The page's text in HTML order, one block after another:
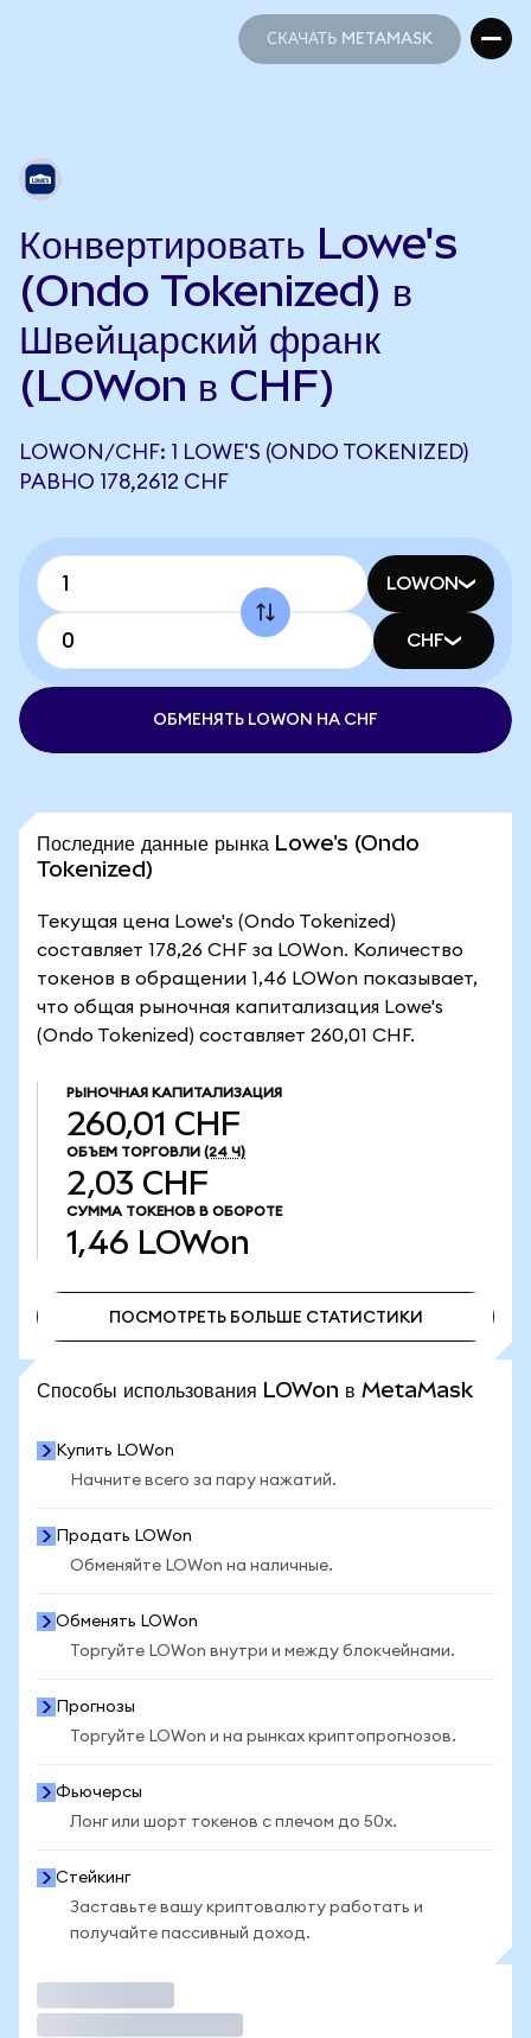
СКАЧАТЬ METAMASK
Конвертировать Lowe's
(Ondo Tokenized) в
Швейцарский франк
(LOWon в CHF)
LOWON/CHF: 1 LOWE'S (ONDO TOKENIZED)
РАВНО 178,2612 CHF
LOWON
CHF
ОБМЕНЯТЬ LOWON НА CHF
Последние данные рынка Lowe's (Ondo
Tokenized)
Текущая цена Lowe's (Ondo Tokenized)
составляет 178,26 CHF за LOWon. Количество
токенов в обращении 1,46 LOWon показывает,
что общая рыночная капитализация Lowe's
(Ondo Tokenized) составляет 260,01 CHF.
РЫНОЧНАЯ КАПИТАЛИЗАЦИЯ
260,01 CHF
ОБЪЕМ ТОРГОВЛИ (24 Ч)
2,03 CHF
СУММА ТОКЕНОВ В ОБОРОТЕ
1,46 LOWon
ПОСМОТРЕТЬ БОЛЬШЕ СТАТИСТИКИ
Способы использования LOWon в MetaMask
Купить LOWon
Начните всего за пару нажатий.
Продать LOWon
Обменяйте LOWon на наличные.
Обменять LOWon
Торгуйте LOWon внутри и между блокчейнами.
Прогнозы
Торгуйте LOWon и на рынках криптопрогнозов.
Фьючерсы
Лонг или шорт токенов с плечом до 50x.
Стейкинг
Заставьте вашу криптовалюту работать и
получайте пассивный доход.